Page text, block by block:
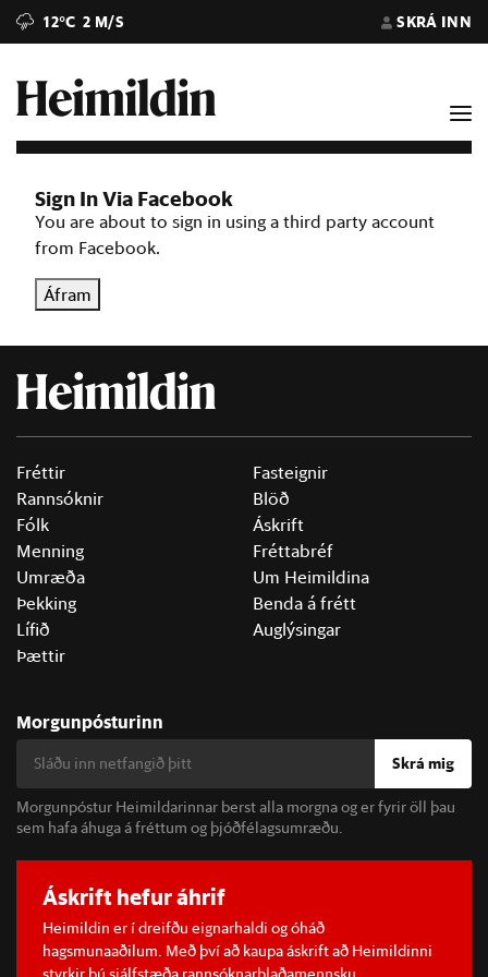
12°C 2 M/S SKRÁ INN
Sign In Via Facebook
You are about to sign in using a third party account
from Facebook.
Áfram
Fréttir
Rannsóknir
Fólk
Menning
Umræða
Þekking
Lífið
Þættir
Fasteignir
Blöð
Áskrift
Fréttabréf
Um Heimildina
Benda á frétt
Auglýsingar
Morgunpósturinn
Skrá mig
Morgunpóstur Heimildarinnar berst alla morgna og er fyrir öll þau
sem hafa áhuga á fréttum og þjóðfélagsumræðu.
Áskrift hefur áhrif
Heimildin er í dreifðu eignarhaldi og óháð
hagsmunaaðilum. Með því að kaupa áskrift að Heimildinni